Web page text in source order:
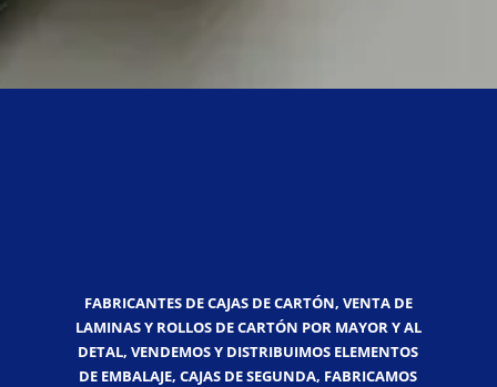
FABRICANTES DE CAJAS DE CARTÓN, VENTA DE
LAMINAS Y ROLLOS DE CARTÓN POR MAYOR Y AL
DETAL, VENDEMOS Y DISTRIBUIMOS ELEMENTOS
DE EMBALAJE, CAJAS DE SEGUNDA, FABRICAMOS